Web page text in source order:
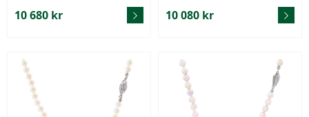
10 680 kr 10 080 kr